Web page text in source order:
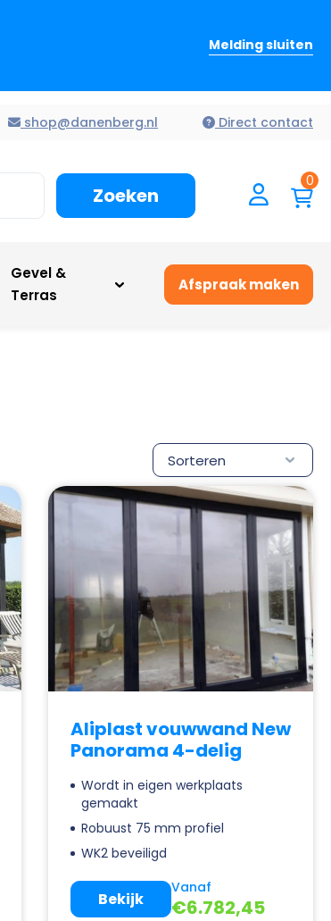
Melding sluiten
shop@danenberg.nl Direct contact
Zoeken
0
Gevel &
Terras
Afspraak maken
Aliplast vouwwand New
Panorama 4-delig
Wordt in eigen werkplaats
gemaakt
Robuust 75 mm profiel
WK2 beveiligd
Vanaf
€6.782,45
Bekijk